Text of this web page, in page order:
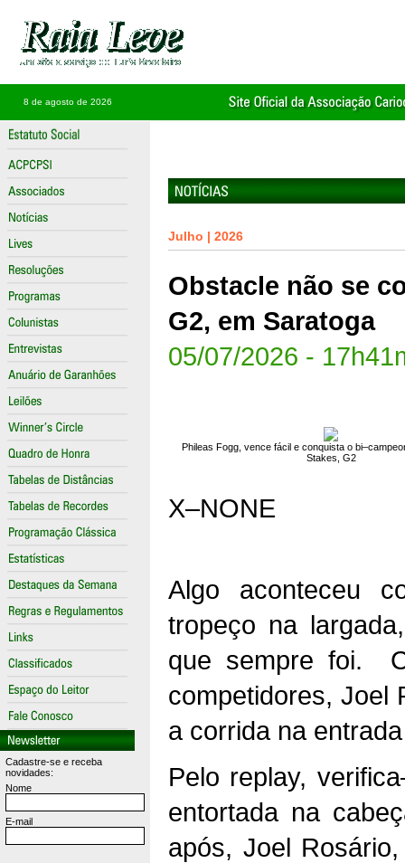
8 de agosto de 2026
Cadastre-se e receba
novidades:
Nome
E-mail
Julho | 2026
Obstacle não se
G2, em Saratoga
05/07/2026 -
Phileas Fogg, vence fácil e conquista o
Stakes, G2
X–NONE
Algo aconteceu
tropeço na
que sempre foi.
competidores, Joel
a corrida na
Pelo replay,
entortada na
após, Joel